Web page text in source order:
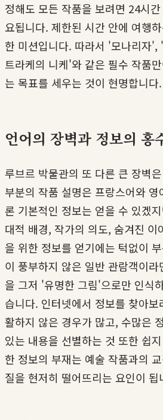
정해도 모든 작품을 보려면 24시
요됩니다. 제한된 시간 안에 여행
한 미션입니다. 따라서 '모나리자
트라케의 니케'와 같은 필수 작품
는 목표를 세우는 것이 현명합니다.
언어의 장벽과 정보의 홍
루브르 박물관의 또 다른 큰 장벽
부분의 작품 설명은 프랑스어와
론 기본적인 정보는 얻을 수 있겠
대적 배경, 작가의 의도, 숨겨진 이
을 위한 정보를 얻기에는 턱없이
이 풍부하지 않은 일반 관람객이
을 그저 '유명한 그림'으로만 인식
습니다. 인터넷에서 정보를 찾아
활하지 않은 경우가 많고, 수많은
있는 내용을 선별하는 것 또한 쉽
한 정보의 부재는 예술 작품과의
질을 현저히 떨어뜨리는 요인이 됩